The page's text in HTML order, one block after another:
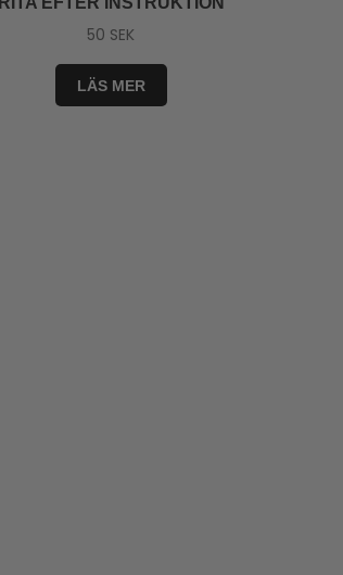
50 SEK
LÄS MER